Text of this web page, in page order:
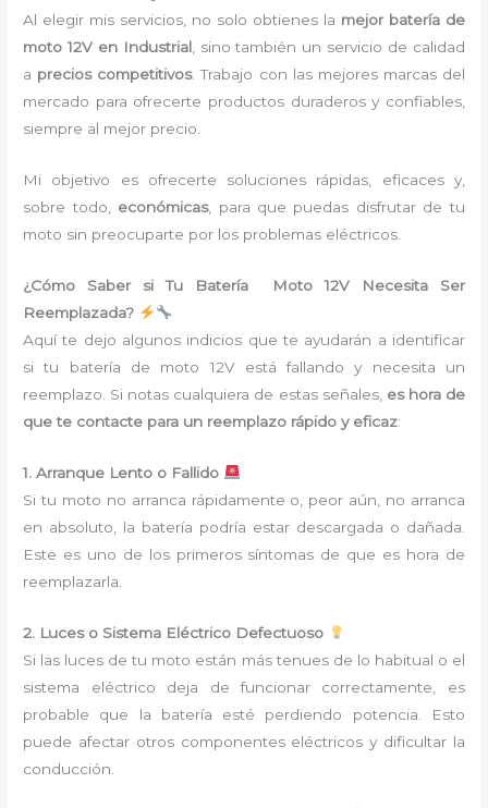
Al elegir mis servicios, no solo obtienes la mejor batería de
moto 12V en Industrial, sino también un servicio de calidad
a precios competitivos. Trabajo con las mejores marcas del
mercado para ofrecerte productos duraderos y confiables,
siempre al mejor precio.
Mi objetivo es ofrecerte soluciones rápidas, eficaces y,
sobre todo, económicas, para que puedas disfrutar de tu
moto sin preocuparte por los problemas eléctricos.
¿Cómo Saber si Tu Batería Moto 12V Necesita Ser
Reemplazada?
Aquí te dejo algunos indicios que te ayudarán a identificar
si tu batería de moto 12V está fallando y necesita un
reemplazo. Si notas cualquiera de estas señales, es hora de
que te contacte para un reemplazo rápido y eficaz:
1. Arranque Lento o Fallido
Si tu moto no arranca rápidamente o, peor aún, no arranca
en absoluto, la batería podría estar descargada o dañada.
Este es uno de los primeros síntomas de que es hora de
reemplazarla.
2. Luces o Sistema Eléctrico Defectuoso
Si las luces de tu moto están más tenues de lo habitual o el
sistema eléctrico deja de funcionar correctamente, es
probable que la batería esté perdiendo potencia. Esto
puede afectar otros componentes eléctricos y dificultar la
conducción.